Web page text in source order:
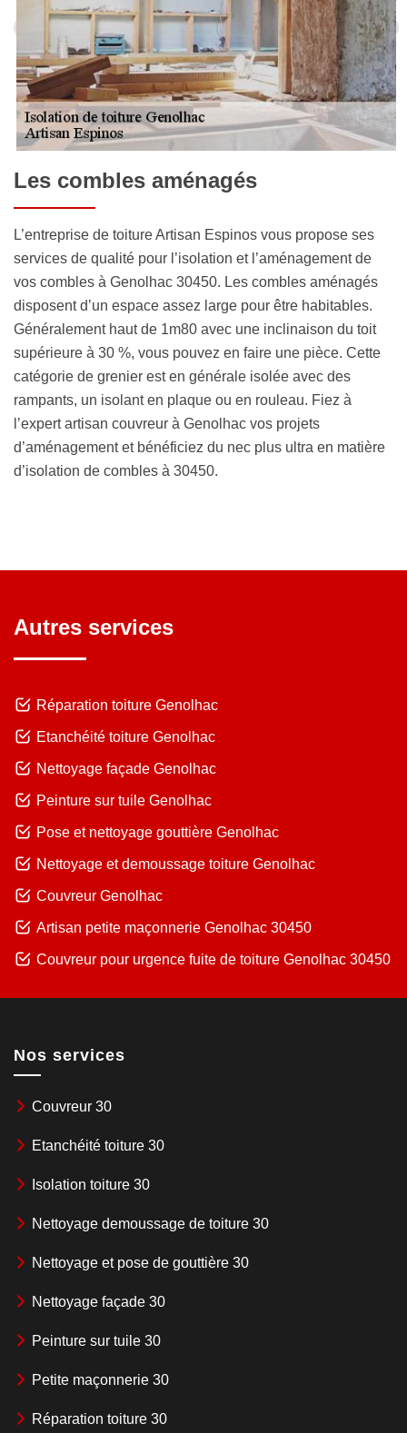
Les combles aménagés
L’entreprise de toiture Artisan Espinos vous propose ses
services de qualité pour l’isolation et l’aménagement de
vos combles à Genolhac 30450. Les combles aménagés
disposent d’un espace assez large pour être habitables.
Généralement haut de 1m80 avec une inclinaison du toit
supérieure à 30 %, vous pouvez en faire une pièce. Cette
catégorie de grenier est en générale isolée avec des
rampants, un isolant en plaque ou en rouleau. Fiez à
l’expert artisan couvreur à Genolhac vos projets
d’aménagement et bénéficiez du nec plus ultra en matière
d’isolation de combles à 30450.
Autres services
Réparation toiture Genolhac
Etanchéité toiture Genolhac
Nettoyage façade Genolhac
Peinture sur tuile Genolhac
Pose et nettoyage gouttière Genolhac
Nettoyage et demoussage toiture Genolhac
Couvreur Genolhac
Artisan petite maçonnerie Genolhac 30450
Couvreur pour urgence fuite de toiture Genolhac 30450
Nos services
Couvreur 30
Etanchéité toiture 30
Isolation toiture 30
Nettoyage demoussage de toiture 30
Nettoyage et pose de gouttière 30
Nettoyage façade 30
Peinture sur tuile 30
Petite maçonnerie 30
Réparation toiture 30